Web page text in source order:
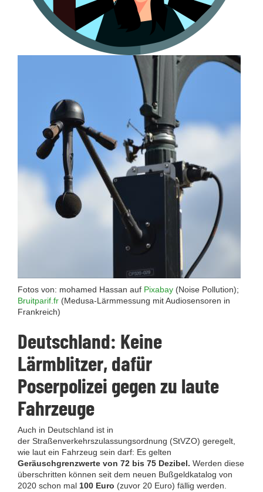
Fotos von: mohamed Hassan auf Pixabay (Noise Pollution);
Bruitparif.fr (Medusa-Lärmmessung mit Audiosensoren in
Frankreich)
Deutschland: Keine
Lärmblitzer, dafür
Poserpolizei gegen zu laute
Fahrzeuge
Auch in Deutschland ist in
der Straßenverkehrszulassungsordnung (StVZO) geregelt,
wie laut ein Fahrzeug sein darf: Es gelten
Geräuschgrenzwerte von 72 bis 75 Dezibel. Werden diese
überschritten können seit dem neuen Bußgeldkatalog von
2020 schon mal 100 Euro (zuvor 20 Euro) fällig werden.